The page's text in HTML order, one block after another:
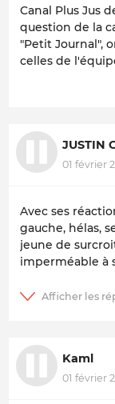
Canal Plus Jus
question de la
"Petit Journal",
celles de
JUSTIN
01 février
Avec ses
gauche, hélas,
jeune de
imperméable à
Kaml
01 février